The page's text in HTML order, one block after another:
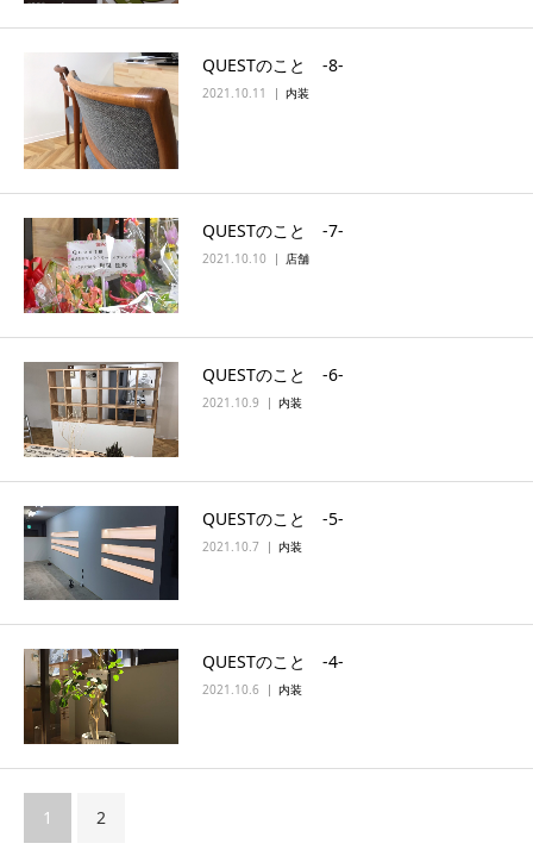
QUESTのこと ‐8‐
2021.10.11 内装
QUESTのこと ‐7‐
2021.10.10 店舗
QUESTのこと ‐6‐
2021.10.9 内装
QUESTのこと ‐5‐
2021.10.7 内装
QUESTのこと ‐4‐
2021.10.6 内装
1 2